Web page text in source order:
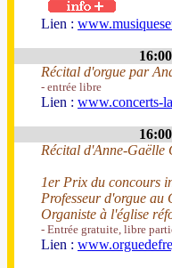
Lien :
16:00
Récital d'orgue par
- entrée libre
Lien : www.concerts-
16:00
Récital d'Anne-Gaëlle
1er Prix du concours
Professeur d'orgue au
Organiste à l'église
- Entrée gratuite, libre
Lien :